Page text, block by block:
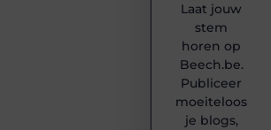
Laat jouw
stem
horen op
Beech.be.
Publiceer
moeiteloos
je blogs,